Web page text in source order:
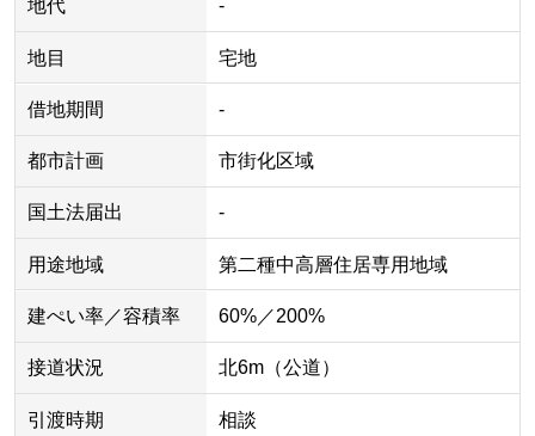
地代 -
地目 宅地
借地期間 -
都市計画 市街化区域
国土法届出 -
用途地域 第二種中高層住居専用地域
建ぺい率／容積率 60%／200%
接道状況 北6m（公道）
引渡時期 相談